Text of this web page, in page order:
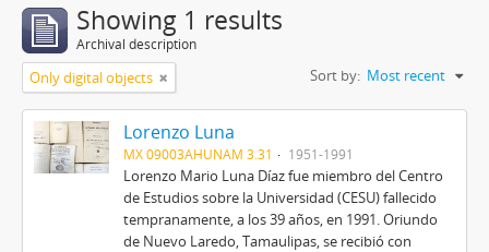
Showing 1 results
Archival description
Only digital objects Sort by: Most recent
Lorenzo Luna
MX 09003AHUNAM 3.31 1951-1991
Lorenzo Mario Luna Díaz fue miembro del Centro
de Estudios sobre la Universidad (CESU) fallecido
tempranamente, a los 39 años, en 1991. Oriundo
de Nuevo Laredo, Tamaulipas, se recibió con